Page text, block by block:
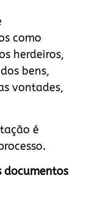
como
herdeiros,
bens,
vontades,
é
documentos